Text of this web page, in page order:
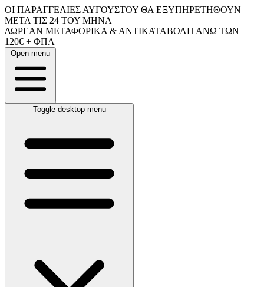
ΟΙ ΠΑΡΑΓΓΕΛΙΕΣ ΑΥΓΟΥΣΤΟΥ ΘΑ ΕΞΥΠΗΡΕΤΗΘΟΥΝ
ΜΕΤΑ ΤΙΣ 24 ΤΟΥ ΜΗΝΑ
ΔΩΡΕΑΝ ΜΕΤΑΦΟΡΙΚΑ & ΑΝΤΙΚΑΤΑΒΟΛΗ ΑΝΩ ΤΩΝ
120€ + ΦΠΑ
Open menu
Toggle desktop menu